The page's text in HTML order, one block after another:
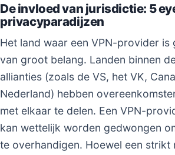
De invloed van jurisdictie: 5
privacyparadijzen
Het land waar een VPN-provider is
van groot belang. Landen binnen
allianties (zoals de VS, het VK,
Nederland) hebben
met elkaar te delen. Een VPN-
kan wettelijk worden gedwongen
te overhandigen. Hoewel een